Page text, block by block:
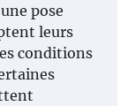
pose
leurs
conditions